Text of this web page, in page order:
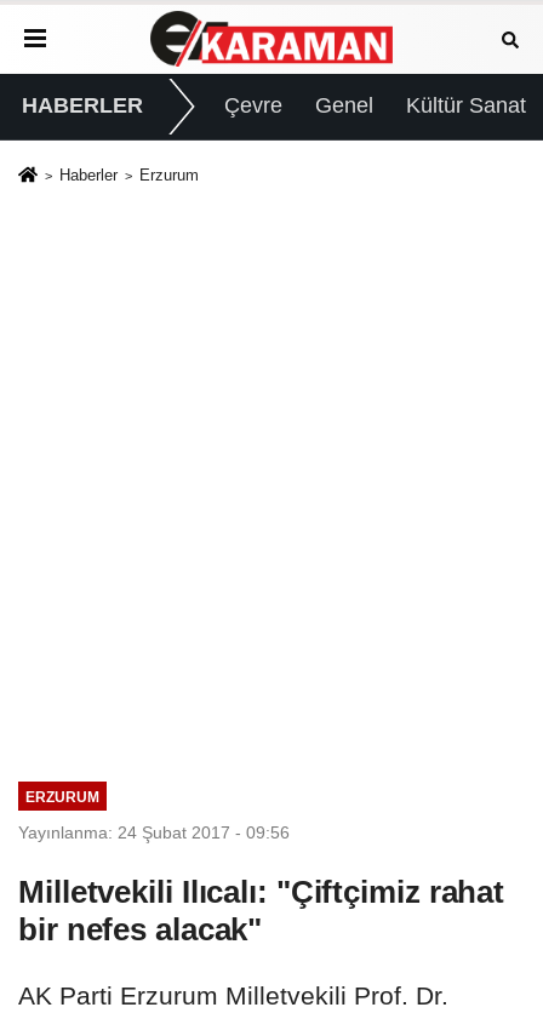
HABERLER Çevre Genel Kültür Sanat
Haberler Erzurum
ERZURUM
Yayınlanma: 24 Şubat 2017 - 09:56
Milletvekili Ilıcalı: "Çiftçimiz rahat
bir nefes alacak"
AK Parti Erzurum Milletvekili Prof. Dr.